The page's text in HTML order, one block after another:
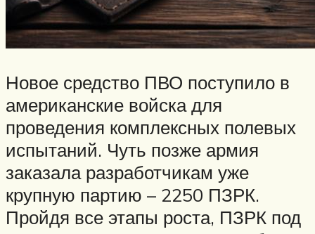
Новое средство ПВО поступило в
американские войска для
проведения комплексных полевых
испытаний. Чуть позже армия
заказала разработчикам уже
крупную партию – 2250 ПЗРК.
Пройдя все этапы роста, ПЗРК под